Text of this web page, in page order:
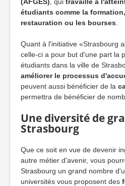
étudiants comme la
restauration ou les bourses
Quant à l'initiative «Strasbourg
celle-ci a pour but d'une part la
étudiants dans la ville de
améliorer le processus
peuvent aussi bénéficier de la
permettra de bénéficier de
Une diversité de
Strasbourg
Que ce soit en vue de devenir
autre métier d'avenir, vous
Strasbourg un grand nombre
universités vous proposent des